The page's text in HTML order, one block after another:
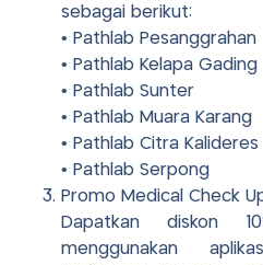
sebagai berikut:
• Pathlab Pesanggrahan
• Pathlab Kelapa Gading
• Pathlab Sunter
• Pathlab Muara Karang
• Pathlab Citra Kalideres
• Pathlab Serpong
Promo Medical Check
Dapatkan diskon
menggunakan